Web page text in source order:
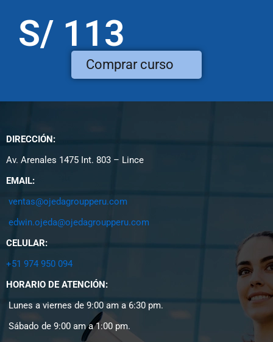
S/ 113
Comprar curso
DIRECCIÓN:
Av. Arenales 1475 Int. 803 – Lince
EMAIL:
ventas@ojedagroupperu.com
edwin.ojeda@ojedagroupperu.com
CELULAR:
+51 974 950 094
HORARIO DE ATENCIÓN:
Lunes a viernes de 9:00 am a 6:30 pm.
Sábado de 9:00 am a 1:00 pm.